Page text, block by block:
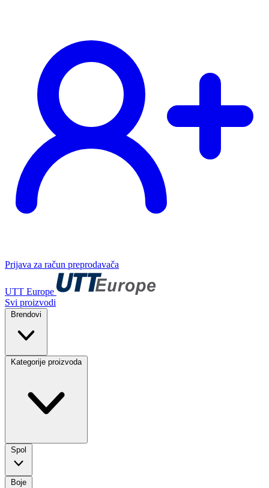
Prijava za račun preprodavača
UTT Europe
Svi proizvodi
Brendovi
Kategorije proizvoda
Spol
Boje